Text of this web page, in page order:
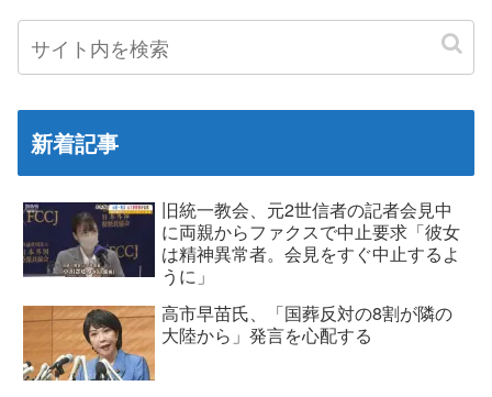
新着記事
旧統一教会、元2世信者の記者会見中
に両親からファクスで中止要求「彼女
は精神異常者。会見をすぐ中止するよ
うに」
高市早苗氏、「国葬反対の8割が隣の
大陸から」発言を心配する